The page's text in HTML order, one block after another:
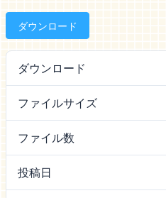
ダウンロード
ダウンロード
ファイルサイズ
ファイル数
投稿日